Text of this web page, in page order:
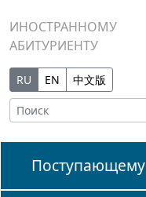
ИНОСТРАННОМУ
АБИТУРИЕНТУ
RU EN 中文版
Поступающему